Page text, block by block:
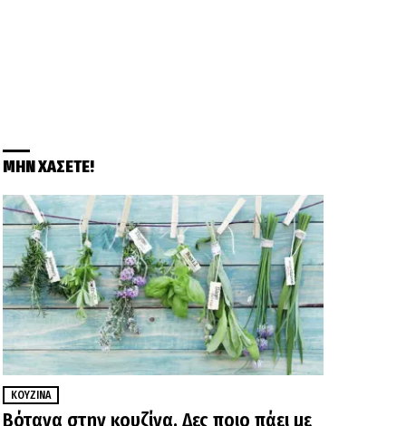
ΜΗΝ ΧΑΣΕΤΕ!
ΚΟΥΖΊΝΑ
Βότανα στην κουζίνα. Δες ποιο πάει με